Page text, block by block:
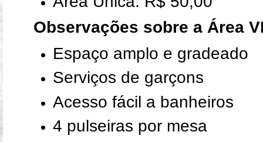
Observações sobre a Área
Espaço amplo e gradeado
Serviços de garçons
Acesso fácil a banheiros
4 pulseiras por mesa